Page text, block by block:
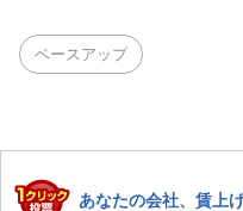
ベースアップ
あなたの会社、賃上